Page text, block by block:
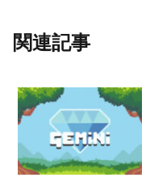
関連記事